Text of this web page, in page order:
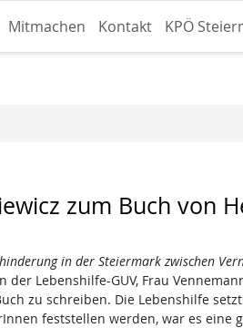
Mitmachen Kontakt KPÖ
zum Buch von
in der Steiermark zwischen
Lebenshilfe-GUV, Frau
zu schreiben. Die Lebenshilfe
feststellen werden, war es eine